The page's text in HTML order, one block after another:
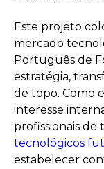
Este projeto
mercado
Português de
estratégia,
de topo. Como
interesse
profissionais
tecnológicos
estabelecer